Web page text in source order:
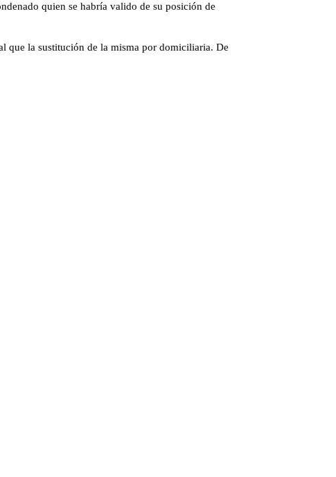
quien se habría valido de su posición de
que la sustitución de la misma por domiciliaria. De